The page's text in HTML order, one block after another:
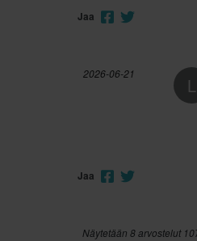
Jaa
2026-06-21
Jaa
L
Näytetään 8 arvostelut